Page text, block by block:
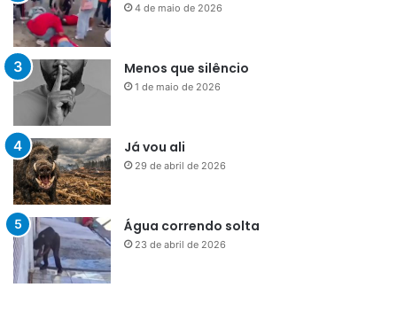
4 de maio de 2026
Menos que silêncio
1 de maio de 2026
Já vou ali
29 de abril de 2026
Água correndo solta
23 de abril de 2026